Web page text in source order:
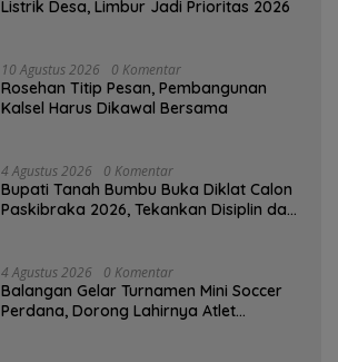
Listrik Desa, Limbur Jadi Prioritas 2026
10 Agustus 2026 0 Komentar
Rosehan Titip Pesan, Pembangunan
Kalsel Harus Dikawal Bersama
4 Agustus 2026 0 Komentar
Bupati Tanah Bumbu Buka Diklat Calon
Paskibraka 2026, Tekankan Disiplin dan
4 Agustus 2026 0 Komentar
Balangan Gelar Turnamen Mini Soccer
Perdana, Dorong Lahirnya Atlet